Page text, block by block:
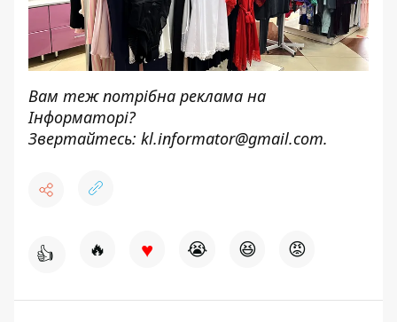
Вам теж потрібна реклама на
Інформаторі?
Звертайтесь: kl.informator@gmail.com.
👍 🔥 ♥ 😭 😆 😡